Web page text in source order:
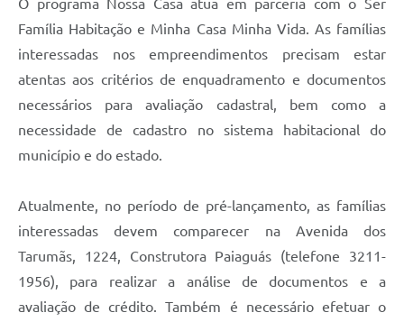
O programa Nossa Casa atua em parceria com o Ser
Família Habitação e Minha Casa Minha Vida. As famílias
interessadas nos empreendimentos precisam estar
atentas aos critérios de enquadramento e documentos
necessários para avaliação cadastral, bem como a
necessidade de cadastro no sistema habitacional do
município e do estado.
Atualmente, no período de pré-lançamento, as famílias
interessadas devem comparecer na Avenida dos
Tarumãs, 1224, Construtora Paiaguás (telefone 3211-
1956), para realizar a análise de documentos e a
avaliação de crédito. Também é necessário efetuar o